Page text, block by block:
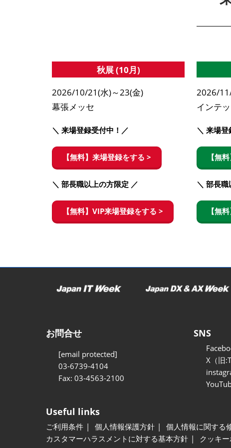
秋展 (10月)
2026/10/21(水)～23(金)
幕張メッセ
＼ 来場登録受付中！／
【無料】来場登録をする >
＼ 部長職以上の方限定 ／
【無料】VIP来場登録をする >
2026/
インテ
＼ 来場
【無
＼ 部長
【無
お問合せ
[email protected]
03-6739-4104
Fax: 03-4563-2100
SNS
X（旧
Useful links
ご利用条件 個人情報保護方針 個人情報に関する
カスタマーハラスメントに対する基本方針
クッキ